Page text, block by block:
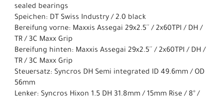
sealed bearings
Speichen: DT Swiss Industry / 2.0 black
Bereifung vorne: Maxxis Assegai 29x2.5´´ / 2x60TPI / DH /
TR / 3C Maxx Grip
Bereifung hinten: Maxxis Assegai 29x2.5´´ / 2x60TPI / DH /
TR / 3C Maxx Grip
Steuersatz: Syncros DH Semi integrated ID 49.6mm / OD
56mm
Lenker: Syncros Hixon 1.5 DH 31.8mm / 15mm Rise / 8° /